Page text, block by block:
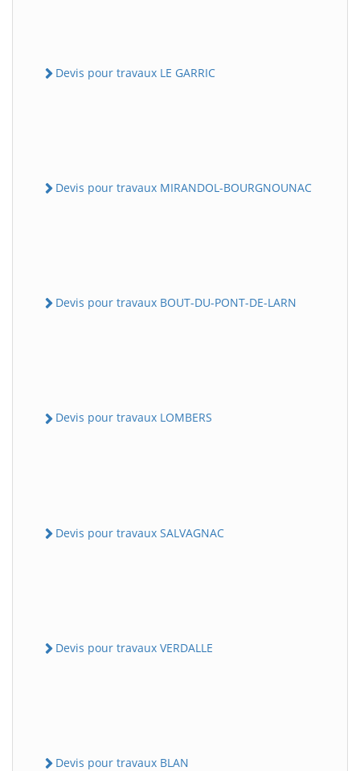
Devis pour travaux LE GARRIC
Devis pour travaux MIRANDOL-BOURGNOUNAC
Devis pour travaux BOUT-DU-PONT-DE-LARN
Devis pour travaux LOMBERS
Devis pour travaux SALVAGNAC
Devis pour travaux VERDALLE
Devis pour travaux BLAN